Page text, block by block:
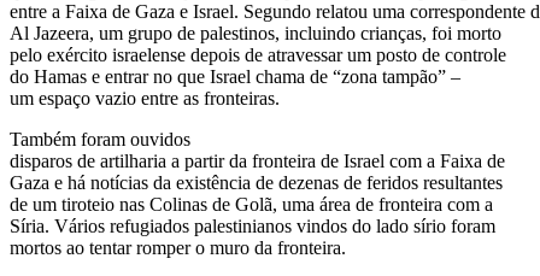
entre a Faixa de Gaza e Israel. Segundo relatou uma correspondente
Al Jazeera, um grupo de palestinos, incluindo crianças, foi morto
pelo exército israelense depois de atravessar um posto de controle
do Hamas e entrar no que Israel chama de “zona tampão” –
um espaço vazio entre as fronteiras.
Também foram ouvidos
disparos de artilharia a partir da fronteira de Israel com a Faixa de
Gaza e há notícias da existência de dezenas de feridos resultantes
de um tiroteio nas Colinas de Golã, uma área de fronteira com a
Síria. Vários refugiados palestinianos vindos do lado sírio foram
mortos ao tentar romper o muro da fronteira.